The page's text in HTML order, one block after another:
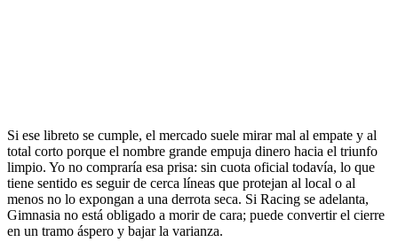
Si ese libreto se cumple, el mercado suele mirar mal al empate y al
total corto porque el nombre grande empuja dinero hacia el triunfo
limpio. Yo no compraría esa prisa: sin cuota oficial todavía, lo que
tiene sentido es seguir de cerca líneas que protejan al local o al
menos no lo expongan a una derrota seca. Si Racing se adelanta,
Gimnasia no está obligado a morir de cara; puede convertir el cierre
en un tramo áspero y bajar la varianza.